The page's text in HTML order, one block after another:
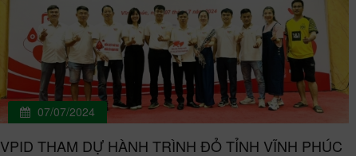
07/07/2024
VPID THAM DỰ HÀNH TRÌNH ĐỎ TỈNH VĨNH PHÚC